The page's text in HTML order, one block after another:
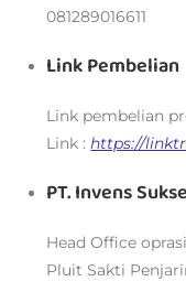
081289016611
Link Pembelian
Link pembelian
Link :https://
PT. Invens
Head Office
Pluit Sakti